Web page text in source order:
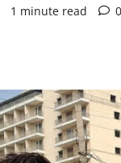
1 minute read 0